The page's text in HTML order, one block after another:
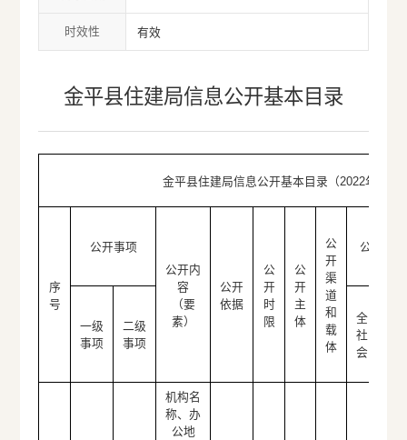
时效性 有效
金平县住建局信息公开基本目录
金平县住建局信息公开基本目录（2022年）
序
号
公开事项
公开内
容
（要
素）
公开
依据
公
开
时
限
公
开
主
体
公
开
渠
道
和
载
体
公开对象
一级
事项
二级
事项
全
社
会
机构名
称、办
公地